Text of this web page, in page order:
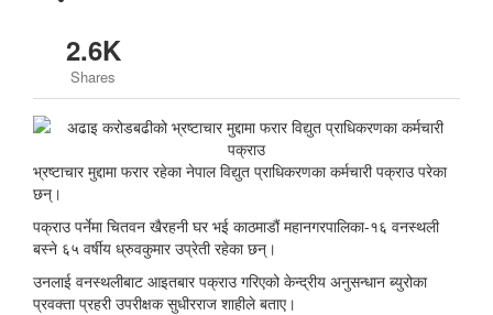
2.6K
Shares
भ्रष्टाचार मुद्दामा फरार रहेका नेपाल विद्युत प्राधिकरणका कर्मचारी पक्राउ परेका
छन्।
पक्राउ पर्नेमा चितवन खैरहनी घर भई काठमाडौं महानगरपालिका-१६ वनस्थली
बस्ने ६५ वर्षीय ध्रुवकुमार उप्रेती रहेका छन्।
उनलाई वनस्थलीबाट आइतबार पक्राउ गरिएको केन्द्रीय अनुसन्धान ब्युरोका
प्रवक्ता प्रहरी उपरीक्षक सुधीरराज शाहीले बताए।